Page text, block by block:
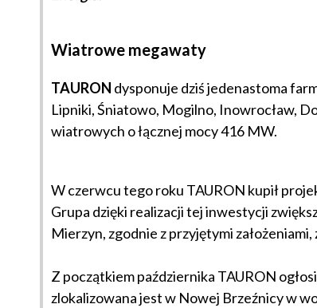
Wiatrowe megawaty
TAURON dysponuje dziś jedenastoma
Lipniki, Śniatowo, Mogilno, Inowrocław,
wiatrowych o łącznej mocy 416 MW.
W czerwcu tego roku TAURON kupił
Grupa dzięki realizacji tej inwestycji
Mierzyn, zgodnie z przyjętymi
Z początkiem października TAURON
zlokalizowana jest w Nowej Brzeźnicy w